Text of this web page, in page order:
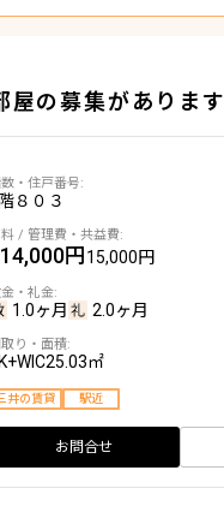
屋の募集があります
８０３
円15,000円
1.0ヶ月 2.0ヶ月
25.03㎡
井の賃貸 駅近
お問合せ